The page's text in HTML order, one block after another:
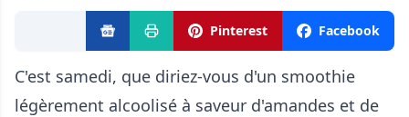
Pinterest Facebook
C'est samedi, que diriez-vous d'un smoothie
légèrement alcoolisé à saveur d'amandes et de